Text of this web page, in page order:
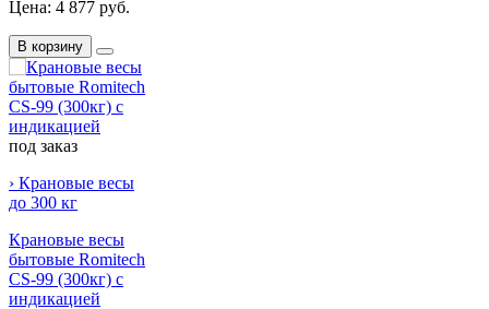
Цена: 4 877 руб.
В корзину
под заказ
› Крановые весы
до 300 кг
Крановые весы
бытовые Romitech
CS-99 (300кг) с
индикацией